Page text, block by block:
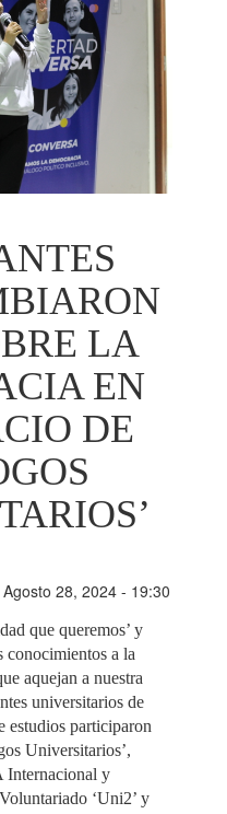
LA
EN
DE
28, 2024 - 19:30
que queremos’ y
conocimientos a la
aquejan a nuestra
universitarios de
estudios participaron
Universitarios’,
y
‘Uni2’ y